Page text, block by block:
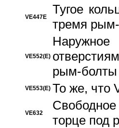
VE447E
Тугое
тремя
VE552(E)
рым-болты
VE553(E) То же, что
VE632
торце под